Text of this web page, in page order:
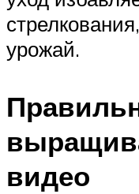
урожай.
видео